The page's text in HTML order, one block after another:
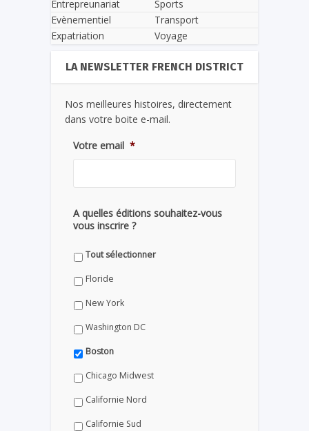
Entrepreunariat
Evènementiel
Expatriation
Sports
Transport
Voyage
LA NEWSLETTER FRENCH DISTRICT
Nos meilleures histoires, directement
dans votre boite e-mail.
Votre email *
A quelles éditions souhaitez-vous
vous inscrire ?
Tout sélectionner
Floride
New York
Washington DC
Boston
Chicago Midwest
Californie Nord
Californie Sud